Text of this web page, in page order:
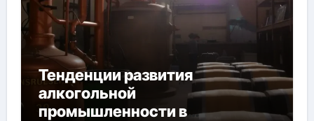
Тенденции развития
алкогольной
промышленности в